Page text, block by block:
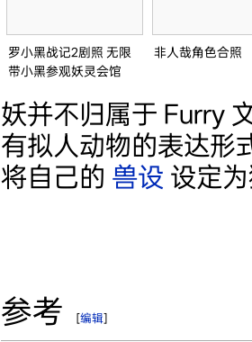
罗小黑战记2剧照 无限
带小黑参观妖灵会馆
非人哉角色合照
妖并不归属于 Furry
有拟人动物的表达形
将自己的 兽设 设定
参考 [编辑]